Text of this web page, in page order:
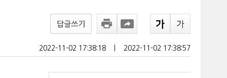
답글쓰기
2022-11-02 17:38:18 2022-11-02 17:38:57